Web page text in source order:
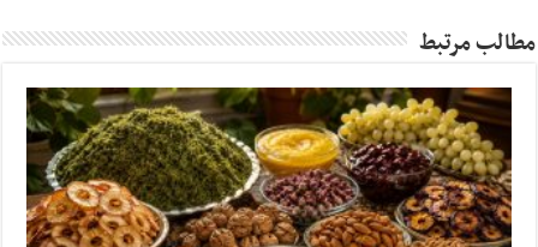
مطالب مرتبط